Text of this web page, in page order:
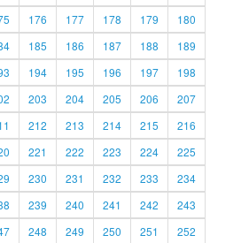
176 177 178 179
180
185 186 187 188
189
194 195 196 197
198
203 204 205 206
207
212 213 214 215
216
221 222 223 224
225
230 231 232 233
234
239 240 241 242
243
248 249 250 251
252